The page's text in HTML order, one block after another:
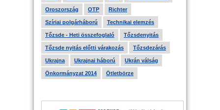
Oroszország OTP Richter
Szíriai polgárháború Technikai elemzés
Tőzsde - Heti összefoglaló Tőzsdenyitás
Tőzsde nyitás előtti várakozás Tőzsdezárás
Ukrajna Ukrajnai háború Ukrán válság
Önkormányzat 2014 Ötletbörze